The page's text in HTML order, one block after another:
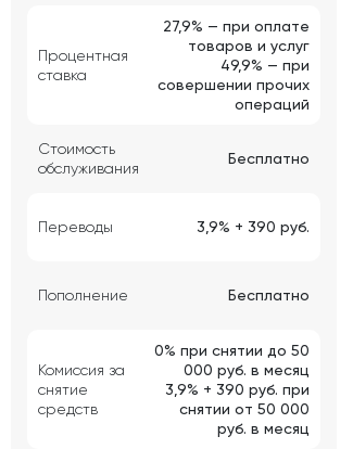
Процентная
ставка
27,9% — при оплате
товаров и услуг
49,9% — при
совершении прочих
операций
Стоимость
обслуживания
Бесплатно
Переводы 3,9% + 390 руб.
Пополнение Бесплатно
Комиссия за
снятие
средств
0% при снятии до 50
000 руб. в месяц
3,9% + 390 руб. при
снятии от 50 000
руб. в месяц